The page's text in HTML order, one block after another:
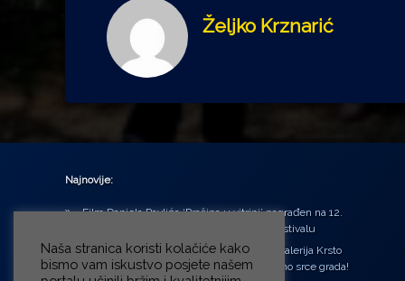
Željko Krznarić
Najnovije:
Film Daniela Pavlića ‘Prašina u vitrini’ nagrađen na 12.
Green Montenegro International Film Festivalu
U središtu Petrinje otvorena obnovljena Galerija Krsto
Hegedušić: Kultura vraćena kući, u samo srce grada!
Naša stranica koristi kolačiće kako
bismo vam iskustvo posjete našem